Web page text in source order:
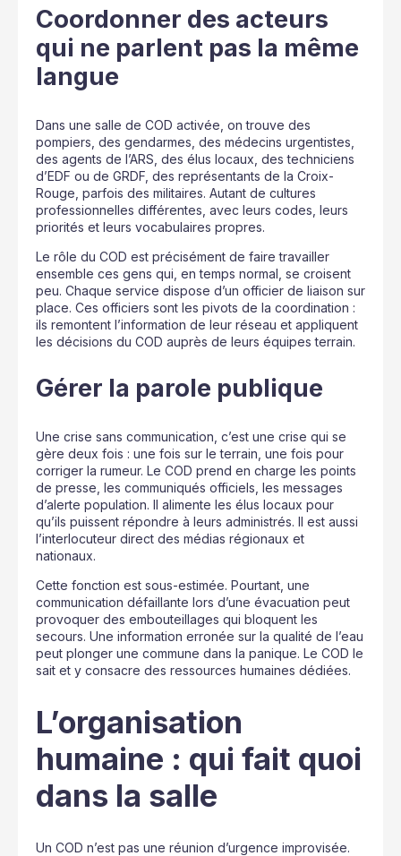
Coordonner des acteurs
qui ne parlent pas la même
langue
Dans une salle de COD activée, on trouve des
pompiers, des gendarmes, des médecins urgentistes,
des agents de l’ARS, des élus locaux, des techniciens
d’EDF ou de GRDF, des représentants de la Croix-
Rouge, parfois des militaires. Autant de cultures
professionnelles différentes, avec leurs codes, leurs
priorités et leurs vocabulaires propres.
Le rôle du COD est précisément de faire travailler
ensemble ces gens qui, en temps normal, se croisent
peu. Chaque service dispose d’un officier de liaison sur
place. Ces officiers sont les pivots de la coordination :
ils remontent l’information de leur réseau et appliquent
les décisions du COD auprès de leurs équipes terrain.
Gérer la parole publique
Une crise sans communication, c’est une crise qui se
gère deux fois : une fois sur le terrain, une fois pour
corriger la rumeur. Le COD prend en charge les points
de presse, les communiqués officiels, les messages
d’alerte population. Il alimente les élus locaux pour
qu’ils puissent répondre à leurs administrés. Il est aussi
l’interlocuteur direct des médias régionaux et
nationaux.
Cette fonction est sous-estimée. Pourtant, une
communication défaillante lors d’une évacuation peut
provoquer des embouteillages qui bloquent les
secours. Une information erronée sur la qualité de l’eau
peut plonger une commune dans la panique. Le COD le
sait et y consacre des ressources humaines dédiées.
L’organisation
humaine : qui fait quoi
dans la salle
Un COD n’est pas une réunion d’urgence improvisée.